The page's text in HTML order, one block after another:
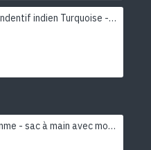
Turquoise - Pendentif indien Turquoise - Bijoux Inde
Sac à main femme - sac à main avec motifs